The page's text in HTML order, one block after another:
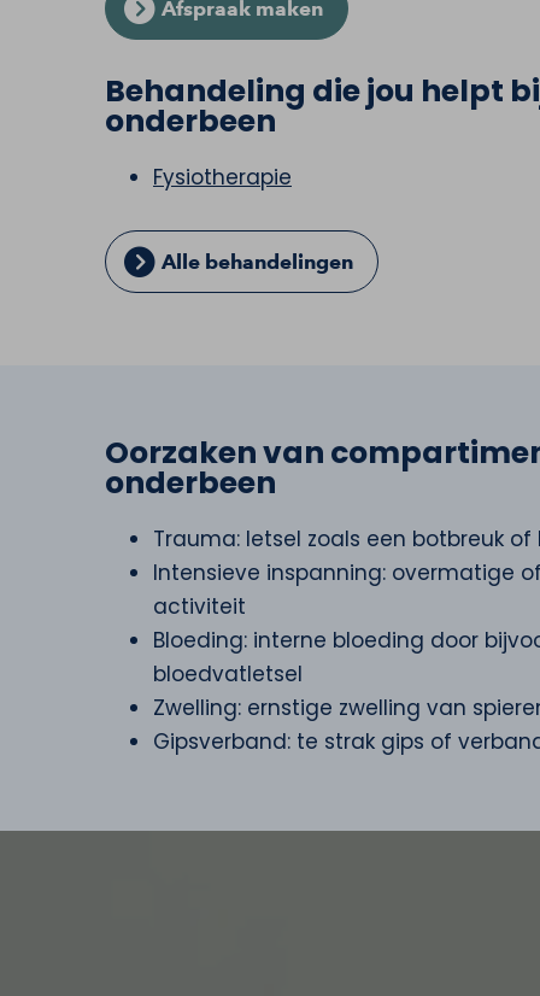
Afspraak maken
Behandeling die jou helpt
onderbeen
Fysiotherapie
Alle behandelingen
Oorzaken van
onderbeen
Trauma: letsel zoals een botbreuk of
Intensieve inspanning: overmatige
activiteit
Bloeding: interne bloeding door
bloedvatletsel
Zwelling: ernstige zwelling van
Gipsverband: te strak gips of